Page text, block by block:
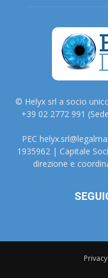
© Helyx srl a socio
+39 02 2772 991
PEC
1935962 | Capitale
direzione e
Privacy